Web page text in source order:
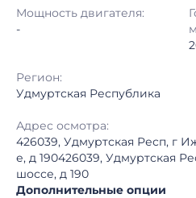
Регион:
Мощность двигателя:
-
Регион:
Удмуртская Республика
Адрес осмотра:
426039, Удмуртская Респ, г
е, д 190426039, Удмуртская
шоссе, д 190
Дополнительные опции